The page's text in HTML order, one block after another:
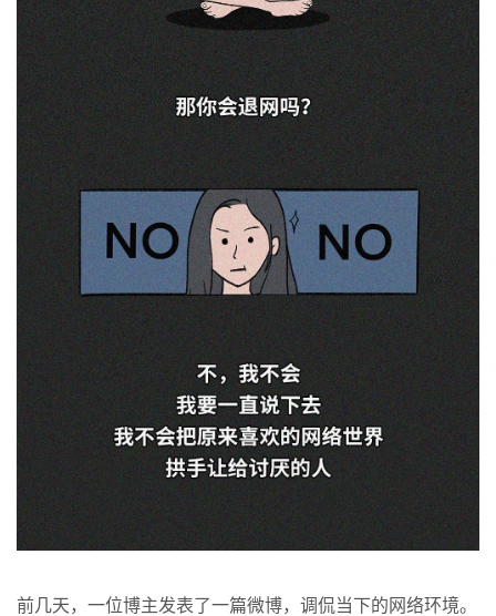
前几天，一位博主发表了一篇微博，调侃当下的网络环境。